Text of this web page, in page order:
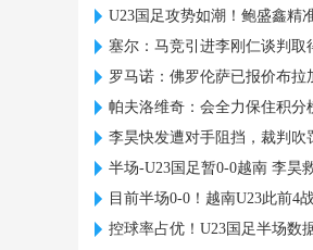
U23国足攻势如潮！鲍盛鑫精
塞尔：马竞引进李刚仁谈判取
罗马诺：佛罗伦萨已报价布
帕夫洛维奇：会全力保住积
李昊快发遭对手阻挡，裁判
半场-U23国足暂0-0越南 李昊
目前半场0-0！越南U23此前4
控球率占优！U23国足半场数